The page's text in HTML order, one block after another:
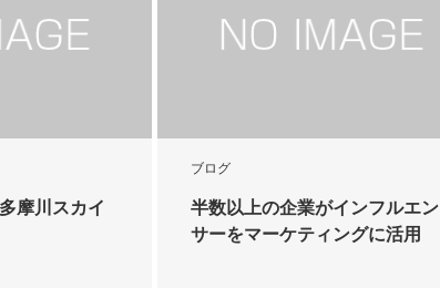
摩川スカイ
ブログ
半数以上の企業がインフルエン
サーをマーケティングに活用